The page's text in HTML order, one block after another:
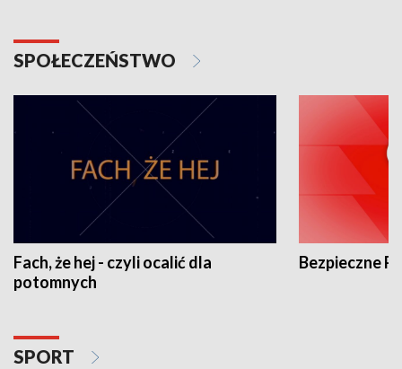
SPOŁECZEŃSTWO
Fach, że hej - czyli ocalić dla
potomnych
Bezpieczne
SPORT